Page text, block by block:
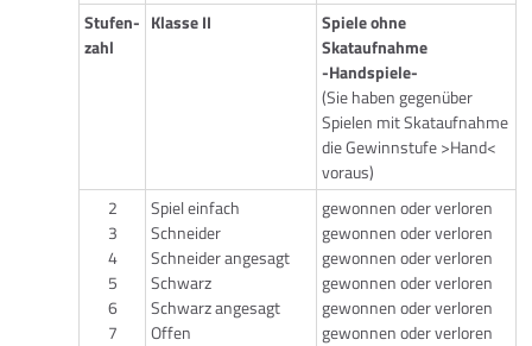
Stufen-
zahl
Klasse II
Spiele ohne
Skataufnahme
-Handspiele-
(Sie haben gegenüber
Spielen mit Skataufnahme
die Gewinnstufe >Hand<
voraus)
2
3
4
5
6
7
Spiel einfach
Schneider
Schneider angesagt
Schwarz
Schwarz angesagt
Offen
gewonnen oder verloren
gewonnen oder verloren
gewonnen oder verloren
gewonnen oder verloren
gewonnen oder verloren
gewonnen oder verloren